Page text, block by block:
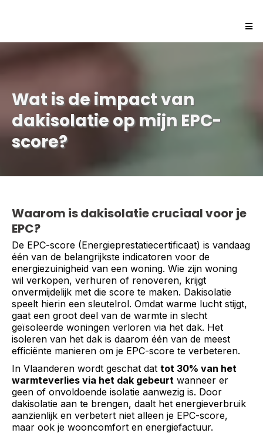
Wat is de impact van
dakisolatie op mijn EPC-
score?
Waarom is dakisolatie cruciaal voor je
EPC?
De EPC-score (Energieprestatiecertificaat) is vandaag
één van de belangrijkste indicatoren voor de
energiezuinigheid van een woning. Wie zijn woning
wil verkopen, verhuren of renoveren, krijgt
onvermijdelijk met die score te maken. Dakisolatie
speelt hierin een sleutelrol. Omdat warme lucht stijgt,
gaat een groot deel van de warmte in slecht
geïsoleerde woningen verloren via het dak. Het
isoleren van het dak is daarom één van de meest
efficiënte manieren om je EPC-score te verbeteren.
In Vlaanderen wordt geschat dat tot 30% van het
warmteverlies via het dak gebeurt wanneer er
geen of onvoldoende isolatie aanwezig is. Door
dakisolatie aan te brengen, daalt het energieverbruik
aanzienlijk en verbetert niet alleen je EPC-score,
maar ook je wooncomfort en energiefactuur.